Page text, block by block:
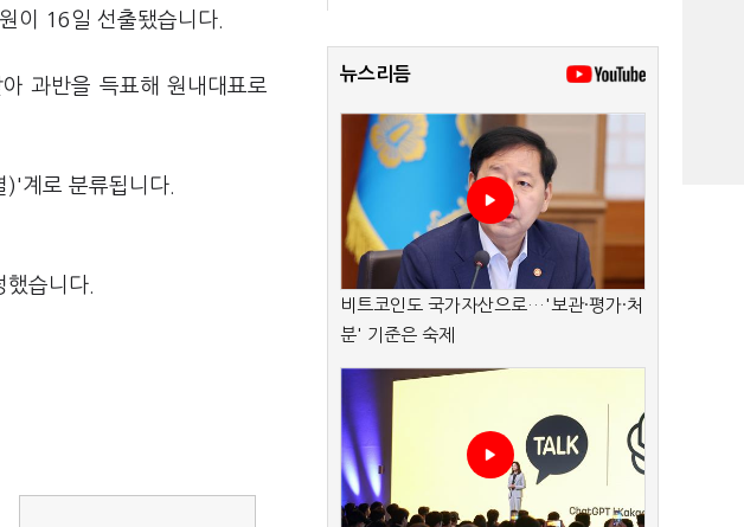
이 16일 선출됐습니다.
과반을 득표해 원내대표로
계로 분류됩니다.
습니다.
뉴스리듬
비트코인도 국가자산으로…'보관·평가·처
분' 기준은 숙제